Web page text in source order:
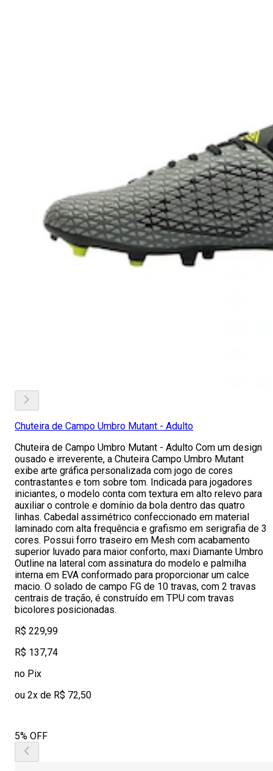
Chuteira de Campo Umbro Mutant - Adulto
Chuteira de Campo Umbro Mutant - Adulto Com um design
ousado e irreverente, a Chuteira Campo Umbro Mutant
exibe arte gráfica personalizada com jogo de cores
contrastantes e tom sobre tom. Indicada para jogadores
iniciantes, o modelo conta com textura em alto relevo para
auxiliar o controle e domínio da bola dentro das quatro
linhas. Cabedal assimétrico confeccionado em material
laminado com alta frequência e grafismo em serigrafia de 3
cores. Possui forro traseiro em Mesh com acabamento
superior luvado para maior conforto, maxi Diamante Umbro
Outline na lateral com assinatura do modelo e palmilha
interna em EVA conformado para proporcionar um calce
macio. O solado de campo FG de 10 travas, com 2 travas
centrais de tração, é construído em TPU com travas
bicolores posicionadas.
R$ 229,99
R$ 137,74
no Pix
ou 2x de R$ 72,50
5% OFF